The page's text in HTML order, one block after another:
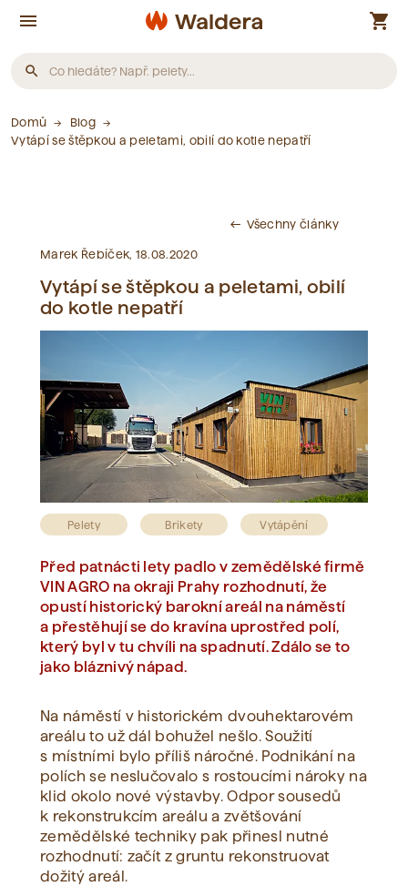
menu shopping_cart
search
Produkty
Nebyly nalezeny žádné články.
Nebyly nalezeny žádné pojmy.
Zobrazit vše
Domů
Blog
Vytápí se štěpkou a peletami, obilí do kotle nepatří
west Všechny články
Marek Řebíček, 18.08.2020
Vytápí se štěpkou a peletami, obilí
do kotle nepatří
Pelety Brikety Vytápění
Před patnácti lety padlo v zemědělské firmě
VIN AGRO na okraji Prahy rozhodnutí, že
opustí historický barokní areál na náměstí
a přestěhují se do kravína uprostřed polí,
který byl v tu chvíli na spadnutí. Zdálo se to
jako bláznivý nápad.
Na náměstí v historickém dvouhektarovém
areálu to už dál bohužel nešlo. Soužití
s místními bylo příliš náročné. Podnikání na
polích se neslučovalo s rostoucími nároky na
klid okolo nové výstavby. Odpor sousedů
k rekonstrukcím areálu a zvětšování
zemědělské techniky pak přinesl nutné
rozhodnutí: začít z gruntu rekonstruovat
dožitý areál.